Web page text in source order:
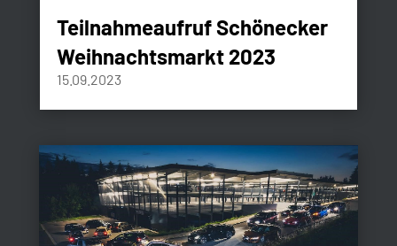
Teilnahmeaufruf Schönecker
Weihnachtsmarkt 2023
15.09.2023